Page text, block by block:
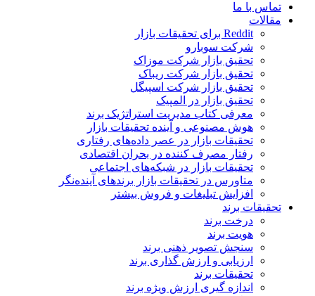
تماس با ما
مقالات
Reddit برای تحقیقات بازار
شرکت سوبارو
تحقیق بازار شرکت موزاک
تحقیق بازار شرکت ریباک
تحقیق بازار شرکت اسپیگل
تحقیق بازار در المپیک
معرفی کتاب مدیریت استراتژیک برند
هوش مصنوعی و آینده تحقیقات بازار
تحقیقات بازار در عصر داده‌های رفتاری
رفتار مصرف کننده در بحران اقتصادی
تحقیقات بازار در شبکه‌های اجتماعی
متاورس در تحقیقات بازار برندهای آینده‌نگر
افزایش تبلیغات و فروش بیشتر
تحقیقات برند
درخت برند
هویت برند
سنجش تصویر ذهنی برند
ارزیابی و ارزش گذاری برند
تحقیقات برند
اندازه گیری ارزش ویژه برند